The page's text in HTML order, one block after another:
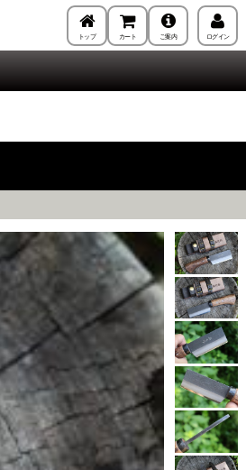
トップ カート ご案内 ログイン